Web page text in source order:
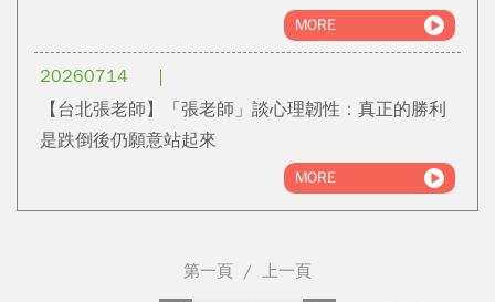
MORE
20260714
【台北張老師】「張老師」談心理韌性：真正的勝利
是跌倒後仍願意站起來
MORE
第一頁 / 上一頁